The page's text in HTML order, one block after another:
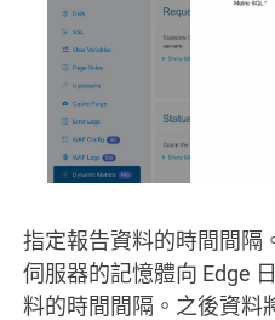
指定報告資料的時間間隔
伺服器的記憶體向 Edge
料的時間間隔。之後資料